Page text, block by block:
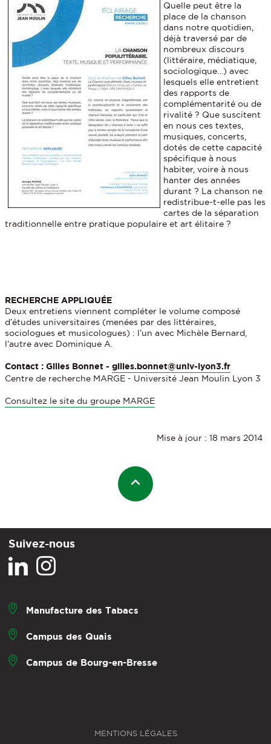
Quelle peut être la
place de la chanson
dans notre quotidien,
déjà traversé par de
nombreux discours
(littéraire, médiatique,
sociologique…) avec
lesquels elle entretient
des rapports de
complémentarité ou de
rivalité ? Que suscitent
en nous ces textes,
musiques, concerts,
dotés de cette capacité
spécifique à nous
habiter, voire à nous
hanter des années
durant ? La chanson ne
redistribue-t-elle pas les
cartes de la séparation
traditionnelle entre pratique populaire et art élitaire ?
RECHERCHE APPLIQUÉE
Deux entretiens viennent compléter le volume composé
d’études universitaires (menées par des littéraires,
sociologues et musicologues) : l’un avec Michèle Bernard,
l’autre avec Dominique A.
Contact : Gilles Bonnet -gilles.bonnet@univ-lyon3.fr
Centre de recherche MARGE - Université Jean Moulin Lyon 3
Consultez le site du groupe MARGE
Mise à jour : 18 mars 2014
Suivez-nous
Manufacture des Tabacs
Campus des Quais
Campus de Bourg-en-Bresse
MENTIONS LÉGALES